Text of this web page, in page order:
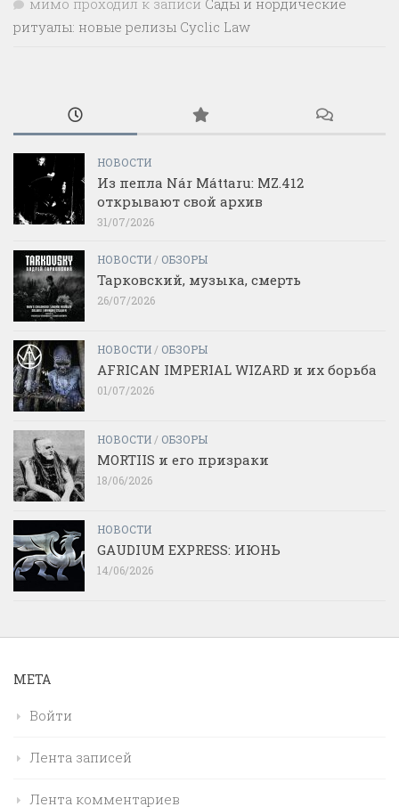
мимо проходил к записи Сады и нордические
ритуалы: новые релизы Cyclic Law
НОВОСТИ
Из пепла Nár Máttaru: MZ.412
открывают свой архив
31/07/2026
НОВОСТИ/ ОБЗОРЫ
Тарковский, музыка, смерть
26/07/2026
НОВОСТИ/ ОБЗОРЫ
AFRICAN IMPERIAL WIZARD и их борьба
01/07/2026
НОВОСТИ/ ОБЗОРЫ
MORTIIS и его призраки
18/06/2026
НОВОСТИ
GAUDIUM EXPRESS: ИЮНЬ
14/06/2026
МЕТА
Войти
Лента записей
Лента комментариев